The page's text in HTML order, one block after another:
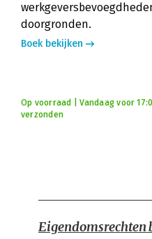
doorgronden.
Boek bekijken
Op voorraad | Vandaag voor
verzonden